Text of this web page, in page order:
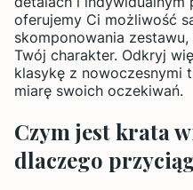
oferujemy Ci możliwość
skomponowania
Twój charakter. Odkryj
klasykę z nowoczesnymi
miarę swoich oczekiwań.
Czym jest krata
dlaczego